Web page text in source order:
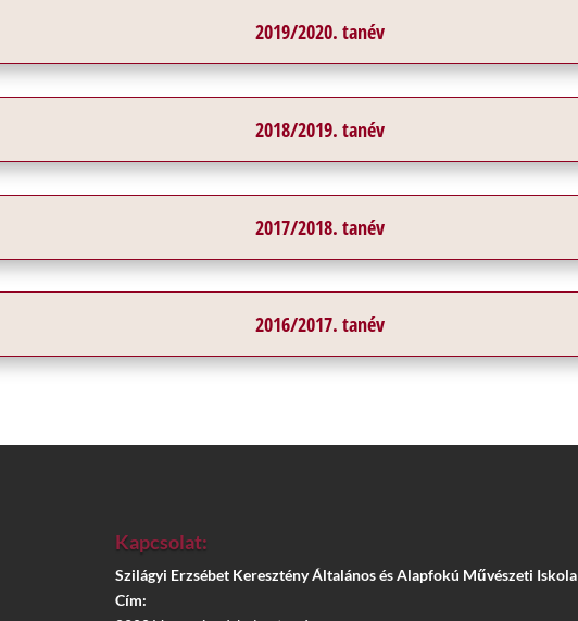
2019/2020. tanév
2018/2019. tanév
2017/2018. tanév
2016/2017. tanév
Kapcsolat:
Szilágyi Erzsébet Keresztény Általános és Alapfokú Művészeti Iskola
Cím: